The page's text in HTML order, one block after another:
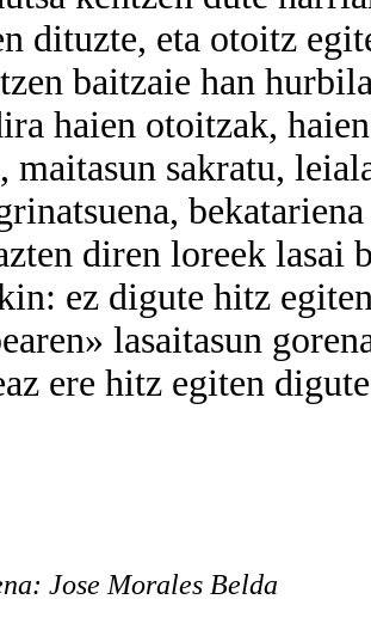
dituzte, eta otoitz
baitzaie han
haien otoitzak,
maitasun sakratu,
diren loreek lasai
ez digute hitz
lasaitasun
ere hitz egiten
Jose Morales Belda